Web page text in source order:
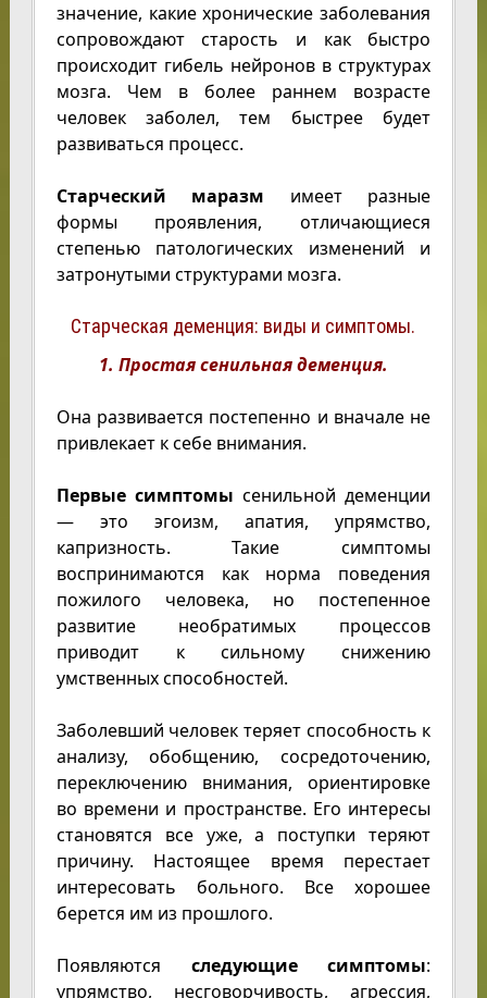
значение, какие хронические заболевания
сопровождают старость и как быстро
происходит гибель нейронов в структурах
мозга. Чем в более раннем возрасте
человек заболел, тем быстрее будет
развиваться процесс.
Старческий маразм имеет разные
формы проявления, отличающиеся
степенью патологических изменений и
затронутыми структурами мозга.
Старческая деменция: виды и симптомы.
1. Простая сенильная деменция.
Она развивается постепенно и вначале не
привлекает к себе внимания.
Первые симптомысенильной деменции
— это эгоизм, апатия, упрямство,
капризность. Такие симптомы
воспринимаются как норма поведения
пожилого человека, но постепенное
развитие необратимых процессов
приводит к сильному снижению
умственных способностей.
Заболевший человек теряет способность к
анализу, обобщению, сосредоточению,
переключению внимания, ориентировке
во времени и пространстве. Его интересы
становятся все уже, а поступки теряют
причину. Настоящее время перестает
интересовать больного. Все хорошее
берется им из прошлого.
Появляются следующие симптомы:
упрямство, несговорчивость, агрессия,